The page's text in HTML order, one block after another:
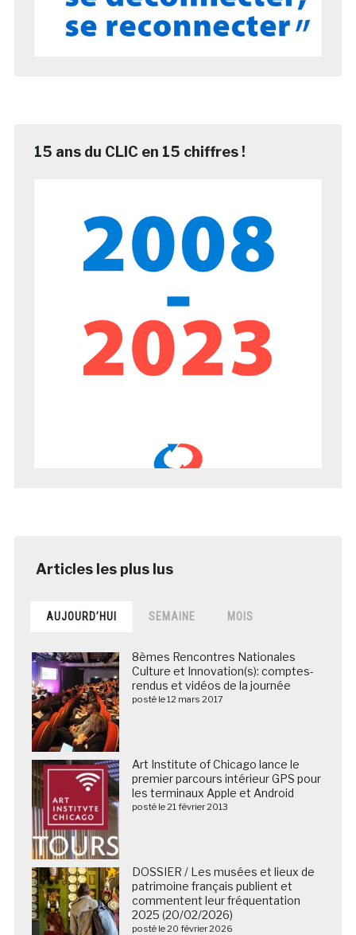
15 ans du CLIC en 15 chiffres !
AUJOURD’HUI SEMAINE MOIS
8èmes Rencontres Nationales
Culture et Innovation(s): comptes-
rendus et vidéos de la journée
posté le 12 mars 2017
Art Institute of Chicago lance le
premier parcours intérieur GPS pour
les terminaux Apple et Android
posté le 21 février 2013
DOSSIER / Les musées et lieux de
patrimoine français publient et
commentent leur fréquentation
2025 (20/02/2026)
posté le 20 février 2026